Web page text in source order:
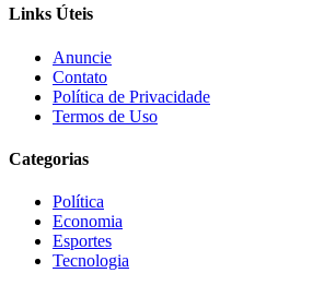
Links Úteis
Anuncie
Contato
Política de Privacidade
Termos de Uso
Categorias
Política
Economia
Esportes
Tecnologia